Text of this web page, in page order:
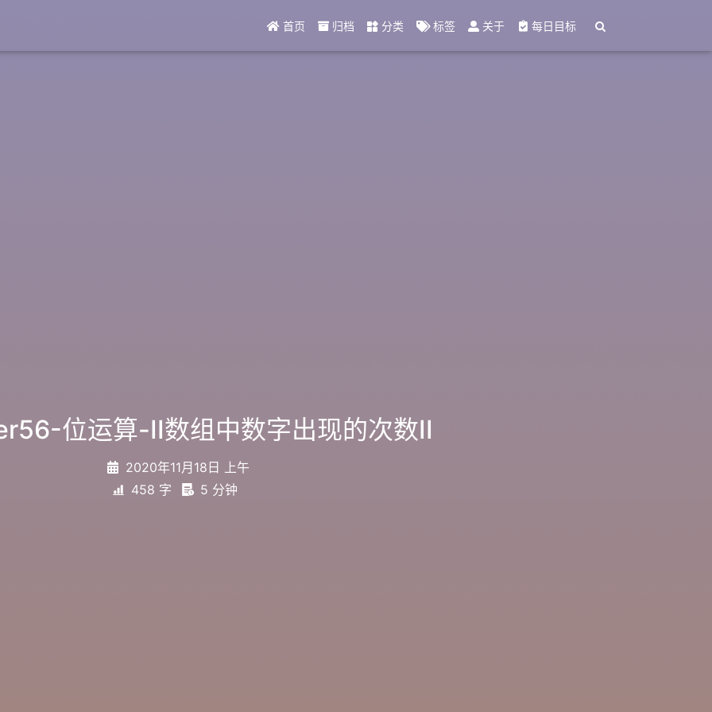
首页 归档 分类 标签 关于 每日目标
位运算-II数组中数字出现的次数II
2020年11月18日 上午
458 字
5 分钟